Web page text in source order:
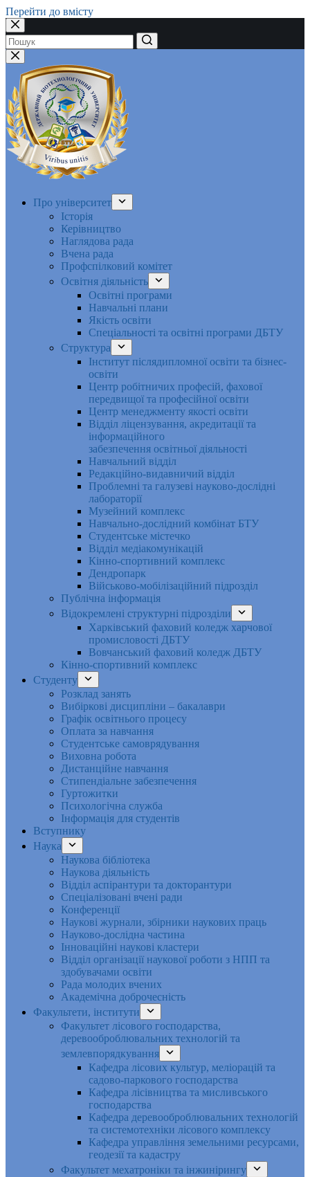
Перейти до вмісту
Немає
результатів
Про університет
Історія
Керівництво
Наглядова рада
Вчена рада
Профспілковий комітет
Освітня діяльність
Освітні програми
Навчальні плани
Якість освіти
Спеціальності та освітні програми ДБТУ
Структура
Інститут післядипломної освіти та бізнес-
освіти
Центр робітничих професій, фахової
передвищої та професійної освіти
Центр менеджменту якості освіти
Відділ ліцензування, акредитації та
інформаційного
забезпечення освітньої діяльності
Навчальний відділ
Редакційно-видавничий відділ
Проблемні та галузеві науково-дослідні
лабораторії
Музейний комплекс
Навчально-дослідний комбінат БТУ
Студентське містечко
Відділ медіакомунікацій
Кінно-спортивний комплекс
Дендропарк
Військово-мобілізаційний підрозділ
Публічна інформація
Відокремлені структурні підрозділи
Харківський фаховий коледж харчової
промисловості ДБТУ
Вовчанський фаховий коледж ДБТУ
Кінно-спортивний комплекс
Студенту
Розклад занять
Вибіркові дисципліни – бакалаври
Графік освітнього процесу
Оплата за навчання
Студентське самоврядування
Виховна робота
Дистанційне навчання
Стипендіальне забезпечення
Гуртожитки
Психологічна служба
Інформація для студентів
Вступнику
Наука
Наукова бібліотека
Наукова діяльність
Відділ аспірантури та докторантури
Спеціалізовані вчені ради
Конференції
Наукові журнали, збірники наукових праць
Науково-дослідна частина
Інноваційні наукові кластери
Відділ організації наукової роботи з НПП та
здобувачами освіти
Рада молодих вчених
Академічна доброчесність
Факультети, інститути
Факультет лісового господарства,
деревооброблювальних технологій та
землевпорядкування
Кафедра лісових культур, меліорацій та
садово-паркового господарства
Кафедра лісівництва та мисливського
господарства
Кафедра деревооброблювальних технологій
та системотехніки лісового комплексу
Кафедра управління земельними ресурсами,
геодезії та кадастру
Факультет мехатроніки та інжинірингу